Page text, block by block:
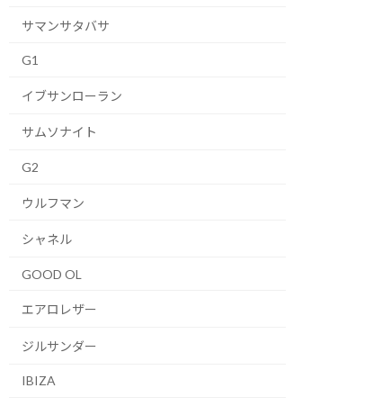
サマンサタバサ
G1
イブサンローラン
サムソナイト
G2
ウルフマン
シャネル
GOOD OL
エアロレザー
ジルサンダー
IBIZA